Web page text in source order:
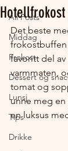
All Posts
Middag
Frokost
Dessert og
Lunsj
Tips
Drikke
Det beste
favoritt del
varmmaten,
tomat og
unne meg
en luksus